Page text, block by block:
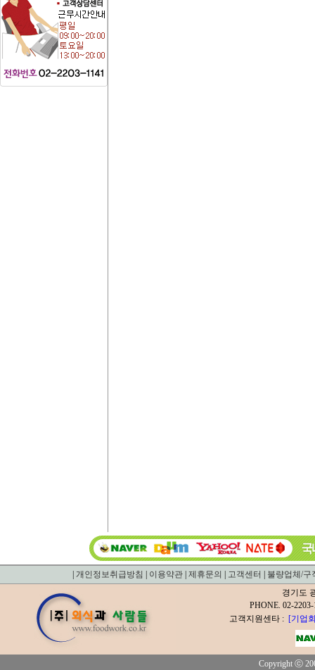
개인정보취급방침 이용약관 제휴문의 고객센터
불량업체/구
경기도
PHONE. 02-
고객지원센타 : [기업
Copyright ⓒ